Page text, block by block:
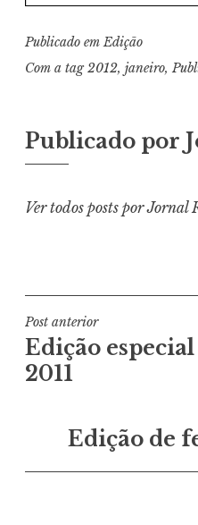
Publicado emEdição
Com a tag2012, janeiro,
Publicado por
Ver todos posts por Jornal
Navegação
de
Post
Post anterior
Edição
2011
Edição de